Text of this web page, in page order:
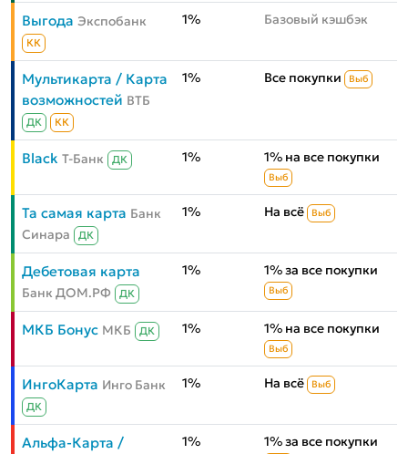
Выгода Экспобанк
КК
1% Базовый кэшбэк
Мультикарта / Карта
возможностей ВТБ
ДК КК
1% Все покупки Выб
Black Т-Банк ДК 1% 1% на все покупки
Выб
Та самая карта Банк
Синара
ДК
1% На всё Выб
Дебетовая карта
Банк ДОМ.РФ ДК
1% 1% за все покупки
Выб
МКБ Бонус МКБ ДК 1% 1% на все покупки
Выб
ИнгоКарта Инго Банк
ДК
1% На всё Выб
Альфа-Карта /
1% 1% за все покупки